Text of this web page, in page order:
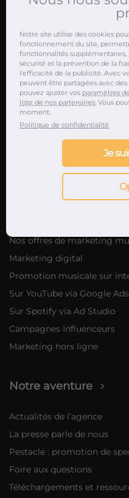
Attachés de presse
Service de relations presse
Nos journalistes musicaux
Attaché de presse musique
Promotion album & EP
Promotion single & clip
Promotion concerts &
Nos offres de marketing
Marketing digital
Promotion musicale sur
Sur YouTube via Google Ads
Sur Spotify via Ad Studio
Campagnes Influenceurs
Marketing hors ligne
Notre aventure
Actualités de l’agence
La presse parle de nous
Pestacle : promotion de
Foire aux questions
Téléchargements et
Notre site utilise des cookies
fonctionnement du site,
fonctionnalités
sécurité et la prévention de la
l'efficacité de la publicité. Avec
peuvent être partagées avec
pouvez ajuster vos paramètres
liste de nos partenaires. Vous
moment.
Politique de confidentialité
Je